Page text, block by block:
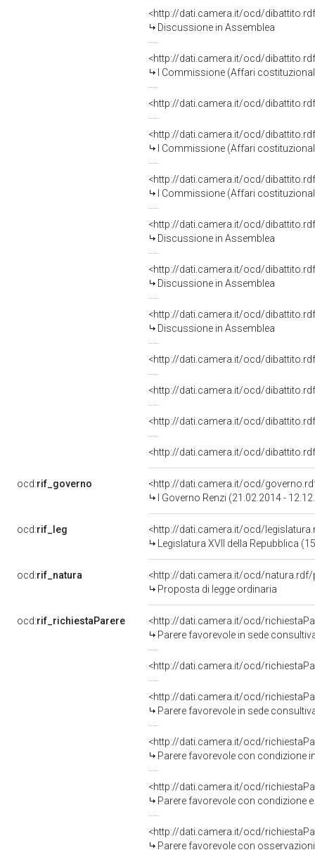
<http://dati.camera.it/ocd/
Discussione in Assemblea
<http://dati.camera.it/ocd/
I Commissione (Affari
<http://dati.camera.it/ocd/
<http://dati.camera.it/ocd/
I Commissione (Affari
<http://dati.camera.it/ocd/
I Commissione (Affari
<http://dati.camera.it/ocd/
Discussione in Assemblea
<http://dati.camera.it/ocd/
Discussione in Assemblea
<http://dati.camera.it/ocd/
Discussione in Assemblea
<http://dati.camera.it/ocd/
<http://dati.camera.it/ocd/
<http://dati.camera.it/ocd/
<http://dati.camera.it/ocd/
ocd:rif_governo
<http://dati.camera.it/ocd/
I Governo Renzi (21.02.2014 -
ocd:rif_leg
<http://dati.camera.it/ocd/
Legislatura XVII della Repubblica
ocd:rif_natura
<http://dati.camera.it/ocd/natura.rdf/
Proposta di legge ordinaria
ocd:rif_richiestaParere
<http://dati.camera.it/ocd/
Parere favorevole in sede
<http://dati.camera.it/ocd/
<http://dati.camera.it/ocd/
Parere favorevole in sede
<http://dati.camera.it/ocd/
Parere favorevole con condizione
<http://dati.camera.it/ocd/
Parere favorevole con condizione
<http://dati.camera.it/ocd/
Parere favorevole con